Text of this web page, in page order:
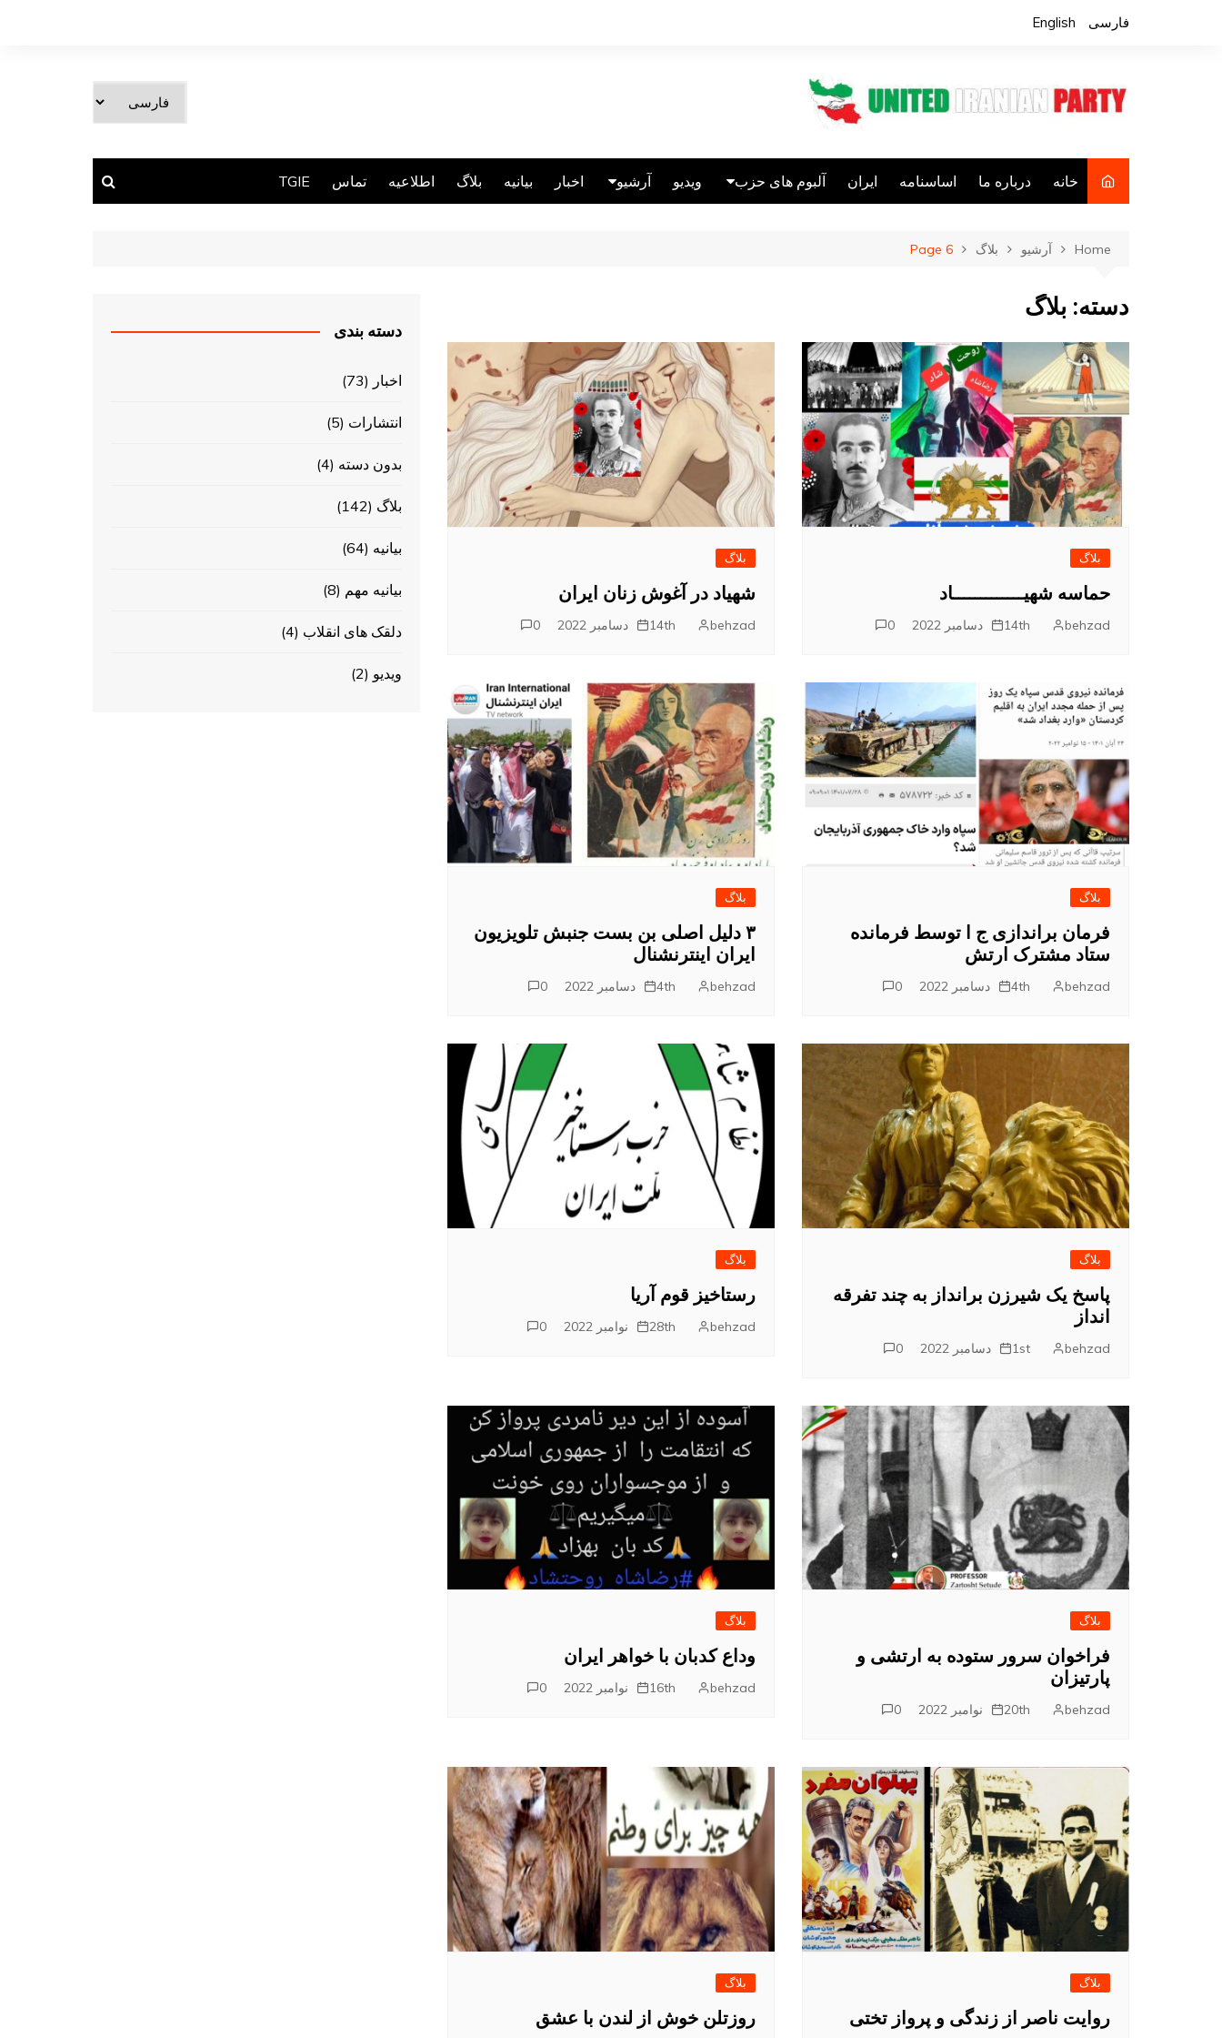
فارسی English
زبان
کنید
خانه درباره ما اساسنامه ایران آلبوم های حزب
جانباختگان اتحاد
مسئولین سابق
متفرقه
ویدیو آرشیو اخبار بیانیه بلاگ اطلاعیه تماس TGIE
Home آرشیو بلاگ Page 6
دسته: بلاگ
بلاگ
حماسه شهیـــــــــــــاد
behzad 14th دسامبر 2022 0
بلاگ
شهیاد در آغوش زنان ایران
behzad 14th دسامبر 2022 0
بلاگ
فرمان براندازی ج ا توسط فرمانده
ستاد مشترک ارتش
behzad 4th دسامبر 2022 0
بلاگ
۳ دلیل اصلی بن بست جنبش تلویزیون
ایران اینترنشنال
behzad 4th دسامبر 2022 0
بلاگ
پاسخ یک شیرزن برانداز به چند تفرقه
انداز
behzad 1st دسامبر 2022 0
بلاگ
رستاخیز قوم آریا
behzad 28th نوامبر 2022 0
بلاگ
فراخوان سرور ستوده به ارتشی و
پارتیزان
behzad 20th نوامبر 2022 0
بلاگ
وداع کدبان با خواهر ایران
behzad 16th نوامبر 2022 0
بلاگ
روایت ناصر از زندگی و پرواز تختی
بلاگ
روزتلن خوش از لندن با عشق
دسته بندی
اخبار (73)
انتشارات (5)
بدون دسته (4)
بلاگ (142)
بیانیه (64)
بیانیه مهم (8)
دلقک های انقلاب (4)
ویدیو (2)